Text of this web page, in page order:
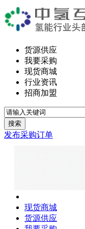
货源供应
我要采购
现货商城
行业资讯
招商加盟
搜索
发布采购订单
现货商城
货源供应